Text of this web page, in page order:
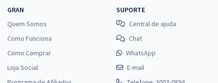
GRAN
Quem Somos
Como Funciona
Como Comprar
Loja Social
SUPORTE
Central de ajuda
Chat
WhatsApp
E-mail